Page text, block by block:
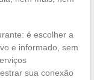
é escolher a
e informado, sem
sua conexão